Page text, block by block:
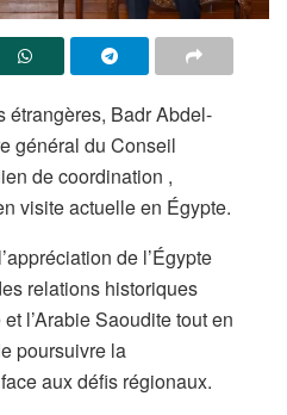
étrangères, Badr Abdel-
général du Conseil
de coordination ,
visite actuelle en Égypte.
de l’Égypte
relations historiques
l’Arabie Saoudite tout en
poursuivre la
aux défis régionaux.